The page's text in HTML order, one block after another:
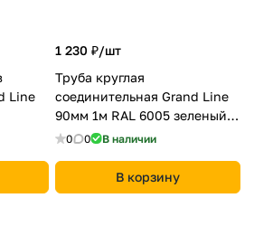
Line
1 230 ₽/шт
Труба круглая
соединительная Grand Line
90мм 1м RAL 6005 зеленый
мох
0 0 В наличии
В корзину